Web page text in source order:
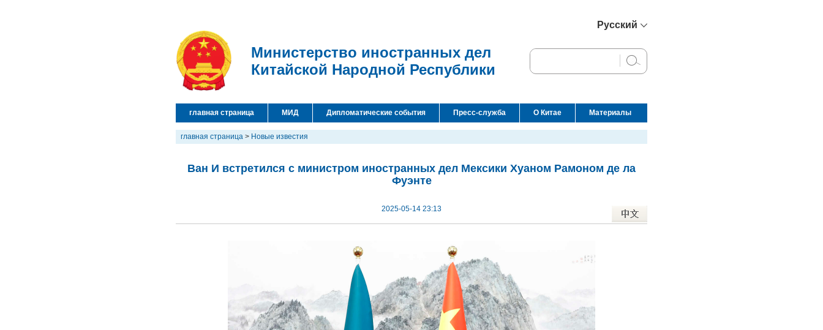
Русский
English
Español
عربي
Министерство иностранных дел
Китайской Народной Республики
главная страница МИД Дипломатические события Пресс-служба О Китае Материалы
главная страница > Новые известия
Ван И встретился с министром иностранных дел Мексики Хуаном Рамоном де ла
Фуэнте
2025-05-14 23:13